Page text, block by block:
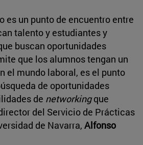
es un punto de encuentro entre
talento y estudiantes y
buscan oportunidades
que los alumnos tengan un
el mundo laboral, es el punto
de oportunidades
de networkingque
del Servicio de Prácticas
de Navarra, Alfonso